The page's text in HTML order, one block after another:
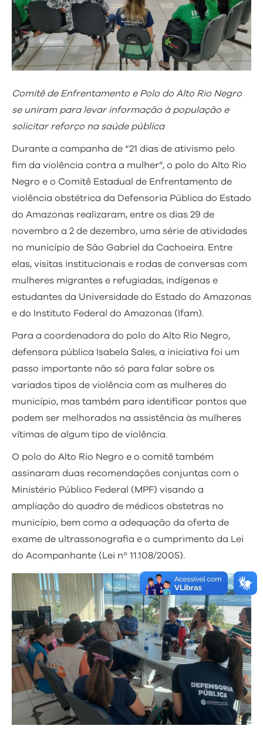
Comitê de Enfrentamento e Polo do Alto Rio Negro
se uniram para levar informação à população e
solicitar reforço na saúde pública
Durante a campanha de “21 dias de ativismo pelo
fim da violência contra a mulher”, o polo do Alto Rio
Negro e o Comitê Estadual de Enfrentamento de
violência obstétrica da Defensoria Pública do Estado
do Amazonas realizaram, entre os dias 29 de
novembro a 2 de dezembro, uma série de atividades
no município de São Gabriel da Cachoeira. Entre
elas, visitas institucionais e rodas de conversas com
mulheres migrantes e refugiadas, indígenas e
estudantes da Universidade do Estado do Amazonas
e do Instituto Federal do Amazonas (Ifam).
Para a coordenadora do polo do Alto Rio Negro,
defensora pública Isabela Sales, a iniciativa foi um
passo importante não só para falar sobre os
variados tipos de violência com as mulheres do
município, mas também para identificar pontos que
podem ser melhorados na assistência às mulheres
vítimas de algum tipo de violência.
O polo do Alto Rio Negro e o comitê também
assinaram duas recomendações conjuntas com o
Ministério Público Federal (MPF) visando a
ampliação do quadro de médicos obstetras no
município, bem como a adequação da oferta de
exame de ultrassonografia e o cumprimento da Lei
do Acompanhante (Lei nº 11.108/2005).